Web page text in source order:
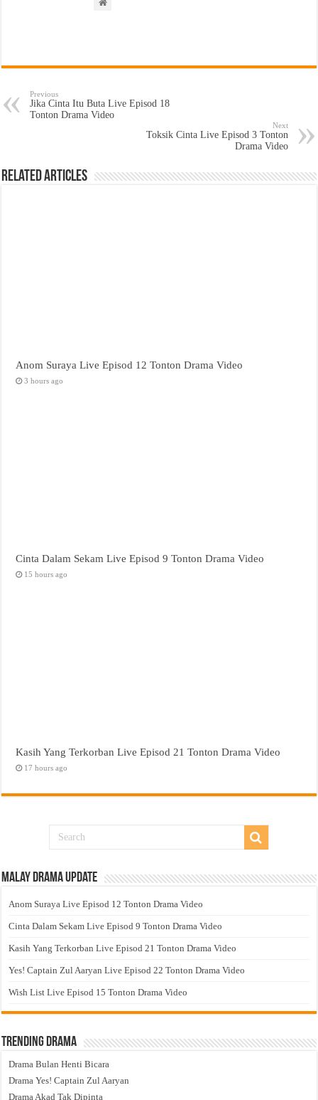
Previous
Jika Cinta Itu Buta Live Episod 18
Tonton Drama Video
Next
Toksik Cinta Live Episod 3 Tonton
Drama Video
Related Articles
Anom Suraya Live Episod 12 Tonton Drama Video
3 hours ago
Cinta Dalam Sekam Live Episod 9 Tonton Drama Video
15 hours ago
Kasih Yang Terkorban Live Episod 21 Tonton Drama Video
17 hours ago
Malay Drama Update
Anom Suraya Live Episod 12 Tonton Drama Video
Cinta Dalam Sekam Live Episod 9 Tonton Drama Video
Kasih Yang Terkorban Live Episod 21 Tonton Drama Video
Yes! Captain Zul Aaryan Live Episod 22 Tonton Drama Video
Wish List Live Episod 15 Tonton Drama Video
Trending Drama
Drama Bulan Henti Bicara
Drama Yes! Captain Zul Aaryan
Drama Akad Tak Dipinta